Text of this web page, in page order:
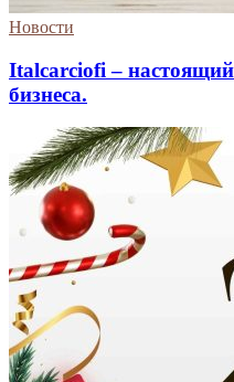
Новости
Italcarciofi –
бизнеса.